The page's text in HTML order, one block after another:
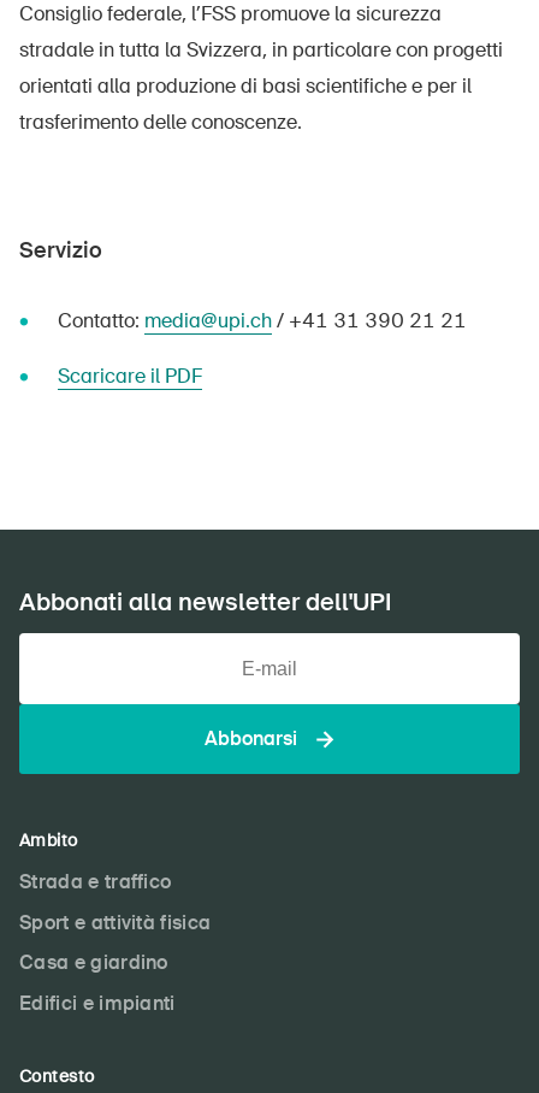
Abbonati alla newsletter
Consiglio federale, l’FSS promuove la sicurezza
stradale in tutta la Svizzera, in particolare con progetti
orientati alla produzione di basi scientifiche e per il
trasferimento delle conoscenze.
Servizio
Contatto: media@upi.ch/ +41 31 390 21 21
Scaricare il PDF
Abbonati alla newsletter dell'UPI
Abbonarsi
Ambito
Strada e traffico
Sport e attività fisica
Casa e giardino
Edifici e impianti
Contesto